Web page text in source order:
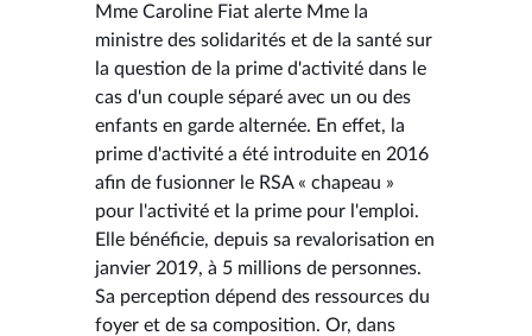
Mme Caroline Fiat alerte Mme la
ministre des solidarités et de la santé sur
la question de la prime d'activité dans le
cas d'un couple séparé avec un ou des
enfants en garde alternée. En effet, la
prime d'activité a été introduite en 2016
afin de fusionner le RSA « chapeau »
pour l'activité et la prime pour l'emploi.
Elle bénéficie, depuis sa revalorisation en
janvier 2019, à 5 millions de personnes.
Sa perception dépend des ressources du
foyer et de sa composition. Or, dans